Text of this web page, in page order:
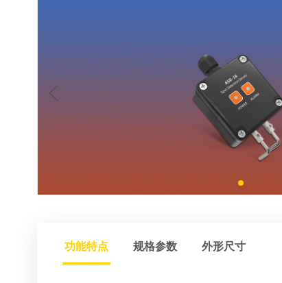
功能特点 规格参数 外形尺寸